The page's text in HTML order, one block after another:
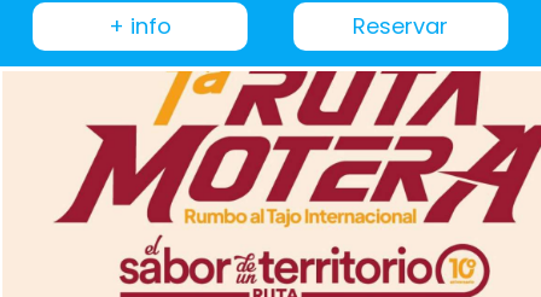
+ info Reservar